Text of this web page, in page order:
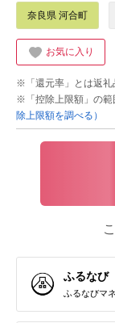
奈良県 河合町
お気に入り
※「還元率」とは返礼
※「控除上限額」の範
除上限額を調べる）
ふるなび
ふるなびマ